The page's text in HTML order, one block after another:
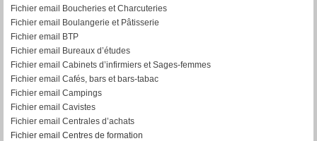
Fichier email Boucheries et Charcuteries
Fichier email Boulangerie et Pâtisserie
Fichier email BTP
Fichier email Bureaux d’études
Fichier email Cabinets d’infirmiers et Sages-femmes
Fichier email Cafés, bars et bars-tabac
Fichier email Campings
Fichier email Cavistes
Fichier email Centrales d’achats
Fichier email Centres de formation